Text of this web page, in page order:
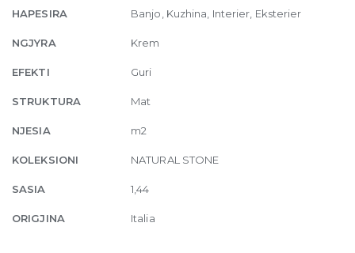
HAPESIRA Banjo, Kuzhina, Interier, Eksterier
NGJYRA Krem
EFEKTI Guri
STRUKTURA Mat
NJESIA m2
KOLEKSIONI NATURAL STONE
SASIA 1,44
ORIGJINA Italia